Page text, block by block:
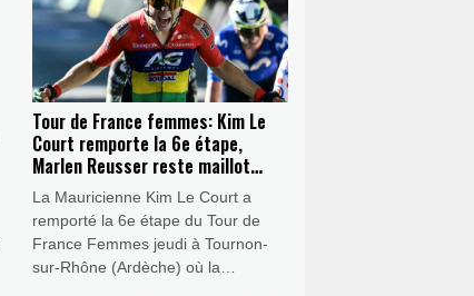
Tour de France femmes: Kim Le
Court remporte la 6e étape,
Marlen Reusser reste maillot
jaune
La Mauricienne Kim Le Court a
remporté la 6e étape du Tour de
France Femmes jeudi à Tournon-
sur-Rhône (Ardèche) où la